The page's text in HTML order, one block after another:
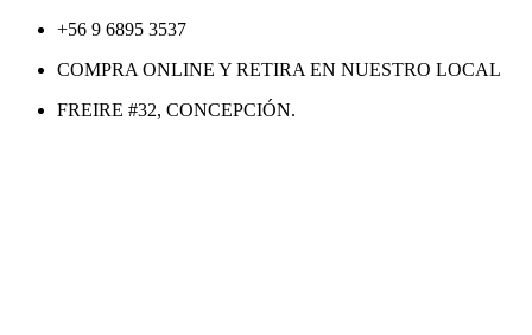
contenido
+56 9 6895 3537
COMPRA ONLINE Y RETIRA EN NUESTRO LOCAL
FREIRE #32, CONCEPCIÓN.